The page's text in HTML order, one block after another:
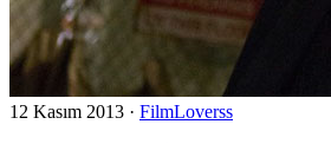
12 Kasım 2013 · FilmLoverss